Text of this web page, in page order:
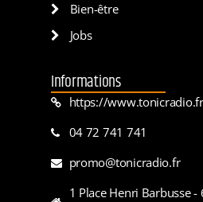
Bien-être
Jobs
Informations
https://
04 72 741 741
promo@tonicradio.fr
1 Place Henri Barbusse -